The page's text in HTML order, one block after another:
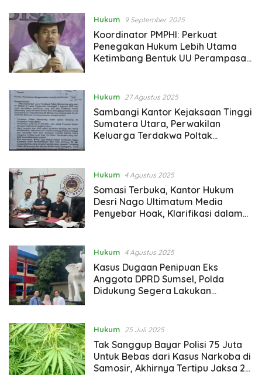
Hukum 9 September 2025
Koordinator PMPHI: Perkuat
Penegakan Hukum Lebih Utama
Ketimbang Bentuk UU Perampasan
Hukum 27 Agustus 2025
Sambangi Kantor Kejaksaan Tinggi
Sumatera Utara, Perwakilan
Keluarga Terdakwa Poltak
Hukum 4 Agustus 2025
Somasi Terbuka, Kantor Hukum
Desri Nago Ultimatum Media
Penyebar Hoak, Klarifikasi dalam
Hukum 4 Agustus 2025
Kasus Dugaan Penipuan Eks
Anggota DPRD Sumsel, Polda
Didukung Segera Lakukan
Hukum 25 Juli 2025
Tak Sanggup Bayar Polisi 75 Juta
Untuk Bebas dari Kasus Narkoba di
Samosir, Akhirnya Tertipu Jaksa 20